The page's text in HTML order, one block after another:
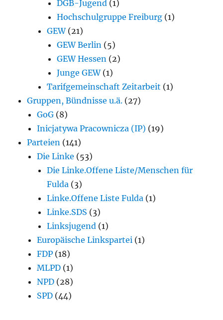
DGB-Jugend (1)
Hochschulgruppe Freiburg (1)
GEW(21)
GEW Berlin (5)
GEW Hessen (2)
Junge GEW(1)
Tarifgemeinschaft Zeitarbeit (1)
Gruppen, Bündnisse u.ä. (27)
GoG (8)
Inicjatywa Pracownicza (IP) (19)
Parteien (141)
Die Linke (53)
Die Linke.Offene Liste/Menschen für
Fulda (3)
Linke.Offene Liste Fulda (1)
Linke.SDS (3)
Linksjugend (1)
Europäische Linkspartei (1)
FDP (18)
MLPD (1)
NPD (28)
SPD (44)